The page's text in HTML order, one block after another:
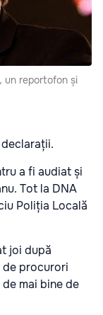
un reportofon și
a fi audiat și
Tot la DNA
Poliția Locală
joi după
de procurori
mai bine de